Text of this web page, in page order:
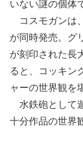
いない謎の個体
コスモガンは
が同時発売。グ
が刻印された長
ると、コッキン
ャーの世界観を
水鉄砲として
十分作品の世界